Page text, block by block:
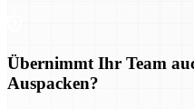
Übernimmt Ihr Team
Auspacken?